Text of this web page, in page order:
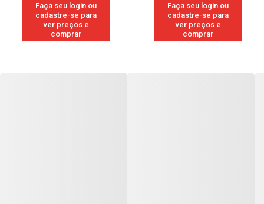
Faça seu login ou
cadastre-se para
ver preços e
comprar
Faça seu login ou
cadastre-se para
ver preços e
comprar